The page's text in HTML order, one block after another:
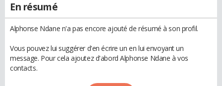
En résumé
Alphonse Ndane n'a pas encore ajouté de résumé à son profil.
Vous pouvez lui suggérer d'en écrire un en lui envoyant un
message. Pour cela ajoutez d'abord Alphonse Ndane à vos
contacts.